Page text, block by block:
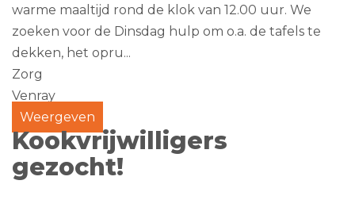
warme maaltijd rond de klok van 12.00 uur. We
zoeken voor de Dinsdag hulp om o.a. de tafels te
dekken, het opru...
Zorg
Venray
Weergeven
Kookvrijwilligers
gezocht!